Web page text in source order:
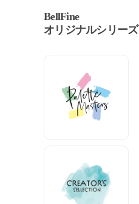
BellFine
オリジナルシリーズ